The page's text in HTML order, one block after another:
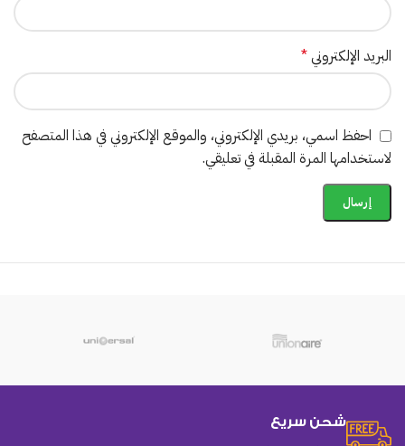
البريد الإلكتروني*
احفظ اسمي، بريدي الإلكتروني، والموقع الإلكتروني في هذا المتصفح
لاستخدامها المرة المقبلة في تعليقي.
شحن سريع